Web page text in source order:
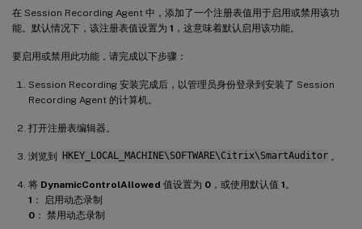
在 Session Recording Agent 中，添加了一个注册表值用于启用或禁用该功
能。默认情况下，该注册表值设置为 1 ，这意味着默认启用该功能。
要启用或禁用此功能，请完成以下步骤：
Session Recording 安装完成后，以管理员身份登录到安装了 Session
Recording Agent 的计算机。
打开注册表编辑器。
浏览到 HKEY_LOCAL_MACHINE\SOFTWARE\Citrix\SmartAuditor 。
将 DynamicControlAllowed 值设置为 0 ，或使用默认值 1 。
1 ： 启用动态录制
0 ： 禁用动态录制